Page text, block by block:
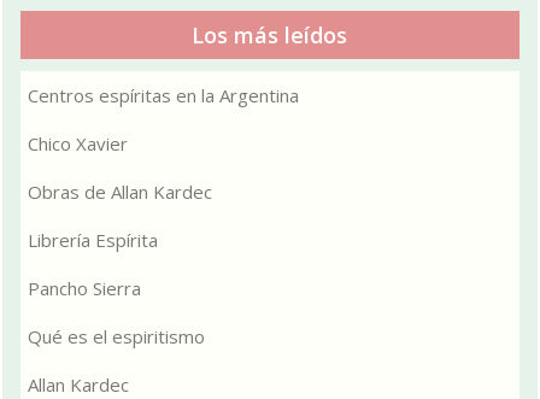
Los más leídos
Centros espíritas en la Argentina
Chico Xavier
Obras de Allan Kardec
Librería Espírita
Pancho Sierra
Qué es el espiritismo
Allan Kardec